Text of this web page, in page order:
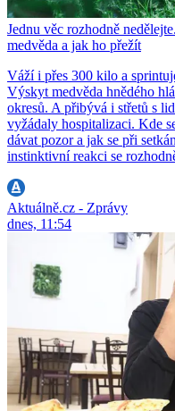
Jednu věc rozhodně
medvěda a jak ho přežít
Váží i přes 300 kilo a
Výskyt medvěda hnědého
okresů. A přibývá i střetů s
vyžádaly hospitalizaci. Kde
dávat pozor a jak se při
instinktivní reakci se
Aktuálně.cz - Zprávy
dnes, 11:54